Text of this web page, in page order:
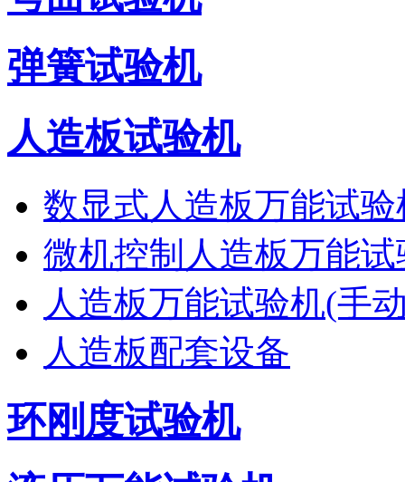
弹簧试验机
人造板试验机
数显式人造板万能试验
微机控制人造板万能试
人造板万能试验机(手
人造板配套设备
环刚度试验机